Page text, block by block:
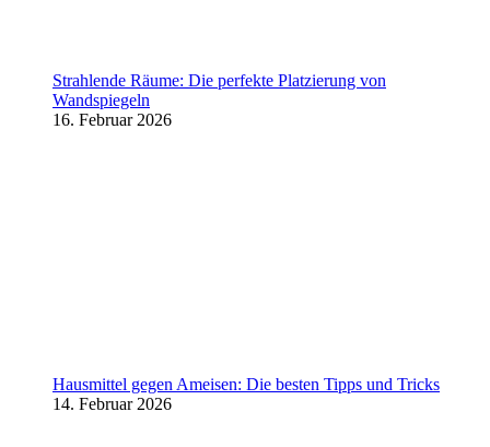
Strahlende Räume: Die perfekte Platzierung von
Wandspiegeln
16. Februar 2026
Hausmittel gegen Ameisen: Die besten Tipps und Tricks
14. Februar 2026